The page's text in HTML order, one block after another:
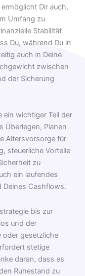
Dir auch,
Umfang zu
Stabilität
Du, während Du in
auch in Deine
zwischen
der Sicherung
ein wichtiger Teil der
Überlegen, Planen
Altersvorsorge für
steuerliche Vorteile
zu
ein laufendes
Deines Cashflows.
bis zur
und der
oder gesetzliche
stetige
daran, dass es
Ruhestand zu